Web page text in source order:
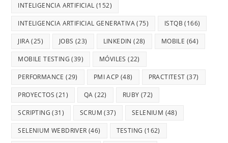
INTELIGENCIA ARTIFICIAL (152)
INTELIGENCIA ARTIFICIAL GENERATIVA(75) ISTQB (166)
JIRA(25) JOBS (23) LINKEDIN (28) MOBILE (64)
MOBILE TESTING (39) MÓVILES (22)
PERFORMANCE (29) PMI ACP (48) PRACTITEST (37)
PROYECTOS (21) QA (22) RUBY (72)
SCRIPTING (31) SCRUM (37) SELENIUM (48)
SELENIUM WEBDRIVER (46) TESTING (162)